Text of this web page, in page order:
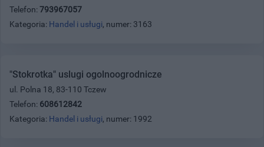
Telefon: 793967057
Kategoria: Handel i usługi, numer: 3163
"Stokrotka" uslugi ogolnoogrodnicze
ul. Polna 18, 83-110 Tczew
Telefon: 608612842
Kategoria: Handel i usługi, numer: 1992